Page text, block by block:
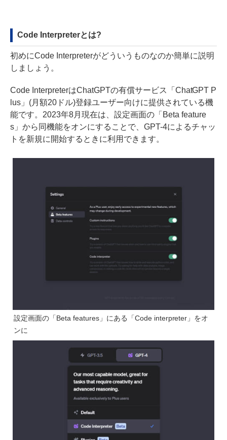
Code Interpreterとは?
初めにCode Interpreterがどういうものなのか簡単に説明
しましょう。
Code InterpreterはChatGPTの有償サービス「ChatGPT P
lus」(月額20ドル)登録ユーザー向けに提供されている機
能です。2023年8月現在は、設定画面の「Beta feature
s」から同機能をオンにすることで、GPT-4によるチャッ
トを新規に開始するときに利用できます。
設定画面の「Beta features」にある「Code interpreter」をオ
ンに